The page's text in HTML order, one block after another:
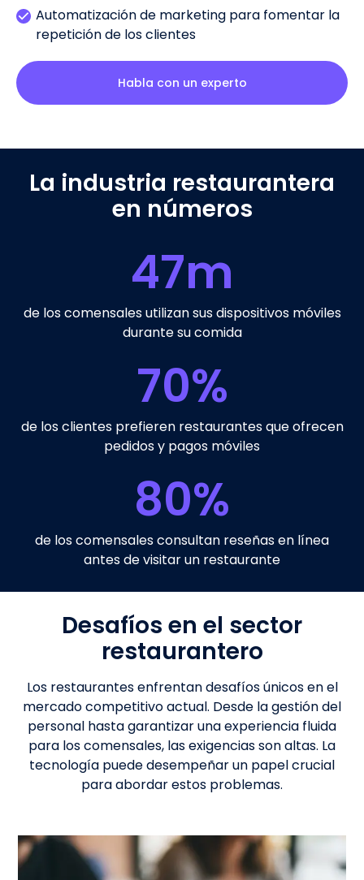
Automatización de marketing para fomentar la
repetición de los clientes
Habla con un experto
La industria restaurantera
en números
47m
de los comensales utilizan sus dispositivos móviles
durante su comida
70%
de los clientes prefieren restaurantes que ofrecen
pedidos y pagos móviles
80%
de los comensales consultan reseñas en línea
antes de visitar un restaurante
Desafíos en el sector
restaurantero
Los restaurantes enfrentan desafíos únicos en el
mercado competitivo actual. Desde la gestión del
personal hasta garantizar una experiencia fluida
para los comensales, las exigencias son altas. La
tecnología puede desempeñar un papel crucial
para abordar estos problemas.